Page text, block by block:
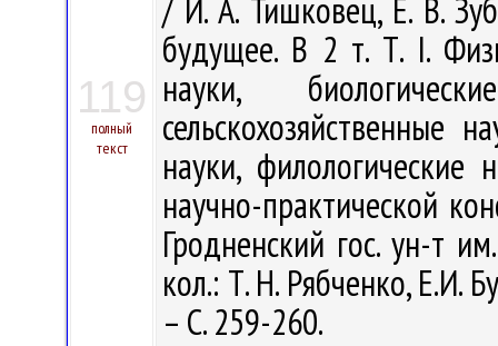
119
полный
текст
/ И. А. Тишковец, Е. В.
будущее. В 2 т. Т. I.
науки,
сельскохозяйственные
науки,
научно-практической
Гродненский гос. ун-т
кол.: Т. Н. Рябченко, Е.И.
– С. 259-260.